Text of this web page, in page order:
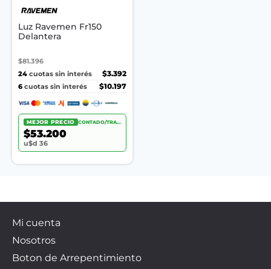
Luz Ravemen Fr150
Delantera
$81.396
24 cuotas sin interés
$3.392
6 cuotas sin interés $10.197
MEJOR PRECIO CONTADO/TRANSF.
$53.200
u$d 36
Mi cuenta
Nosotros
Boton de Arrepentimiento